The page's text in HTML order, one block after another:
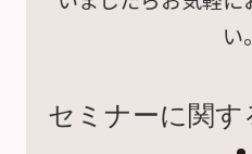
い。
セミナーに関